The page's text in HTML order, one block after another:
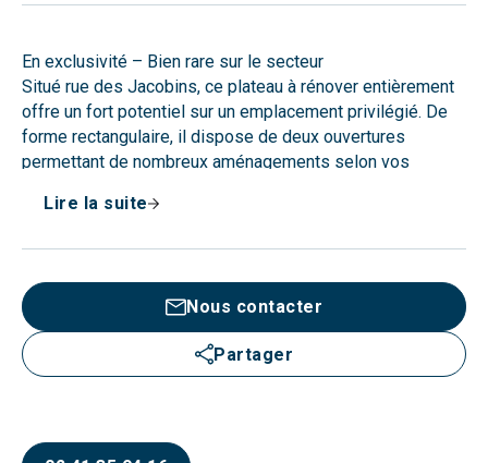
En exclusivité – Bien rare sur le secteur
Situé rue des Jacobins, ce plateau à rénover entièrement
offre un fort potentiel sur un emplacement privilégié. De
forme rectangulaire, il dispose de deux ouvertures
permettant de nombreux aménagements selon vos
Vous profiterez également d’un jardin privatif avec une vue
L’immeuble ainsi que les parties communes sont en bon
état et ne nécessitent aucun travaux.
Idéal pour les amateurs de projets personnalisés, ce bien
s’adresse à ceux qui souhaitent créer un lieu de vie à leur
Lire la suite
Nous contacter
Partager